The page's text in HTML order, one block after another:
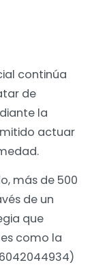
continúa
de
la
actuar
más de 500
de un
que
como la